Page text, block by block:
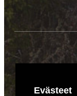
Evästeet